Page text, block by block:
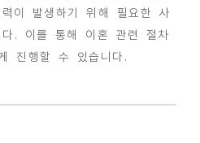
이 발생하기 위해 필요한 사
다. 이를 통해 이혼 관련 절차
진행할 수 있습니다.